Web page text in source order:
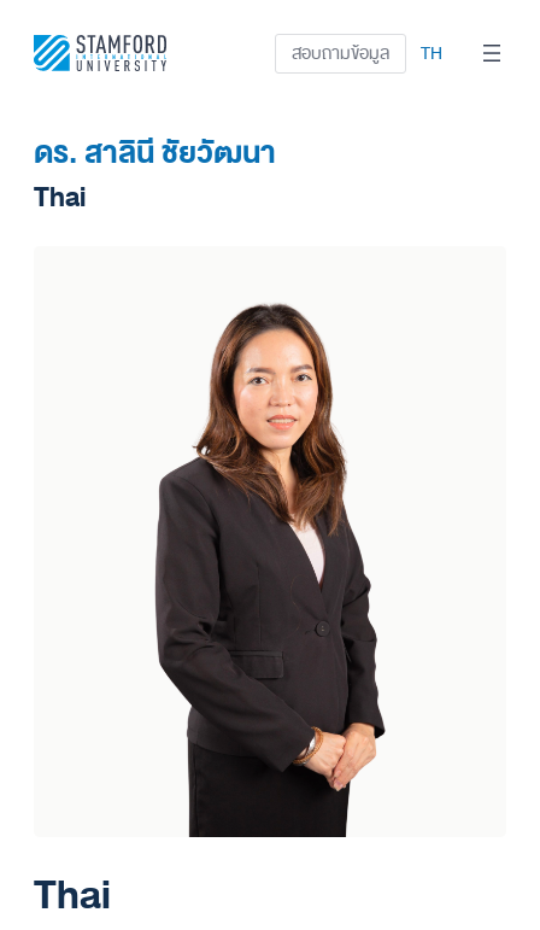
สอบถามข้อมูล TH
ดร. สาลินี ชัยวัฒนา
Thai
Thai